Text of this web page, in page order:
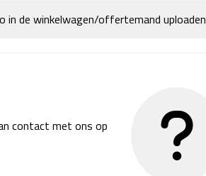
in de winkelwagen/offertemand uploaden
contact met ons op